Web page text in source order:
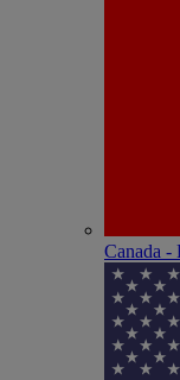
Canada -